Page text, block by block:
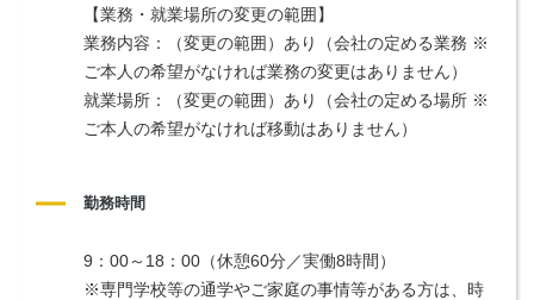
【業務・就業場所の変更の範囲】
業務内容：（変更の範囲）あり（会社の定める業務 ※
ご本人の希望がなければ業務の変更はありません）
就業場所：（変更の範囲）あり（会社の定める場所 ※
ご本人の希望がなければ移動はありません）
勤務時間
9：00～18：00（休憩60分／実働8時間）
※専門学校等の通学やご家庭の事情等がある方は、時